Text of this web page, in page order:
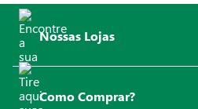
Nossas Lojas
Como Comprar?